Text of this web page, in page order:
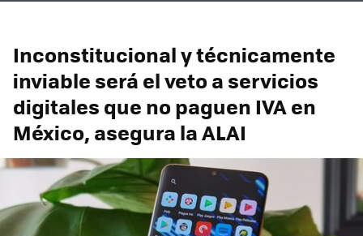
Inconstitucional y técnicamente
inviable será el veto a servicios
digitales que no paguen IVA en
México, asegura la ALAI